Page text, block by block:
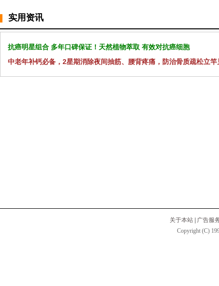
实用资讯
抗癌明星组合 多年口碑保证！天然植物萃取 有效对抗癌细胞
中老年补钙必备，2星期消除夜间抽筋、腰背疼痛，防治骨质疏松立竿
关于本站
广告服
Copyright (C)